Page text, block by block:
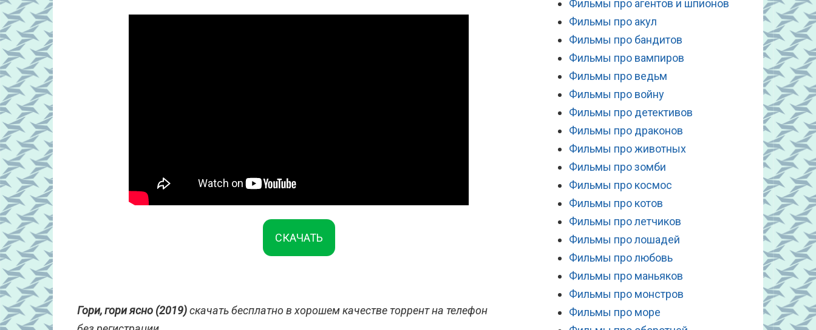
СКАЧАТЬ
Гори, гори ясно (2019)скачать бесплатно в хорошем качестве торрент на телефон
Фильмы про агентов и шпионов
Фильмы про акул
Фильмы про бандитов
Фильмы про вампиров
Фильмы про ведьм
Фильмы про войну
Фильмы про детективов
Фильмы про драконов
Фильмы про животных
Фильмы про зомби
Фильмы про космос
Фильмы про котов
Фильмы про летчиков
Фильмы про лошадей
Фильмы про любовь
Фильмы про маньяков
Фильмы про монстров
Фильмы про море